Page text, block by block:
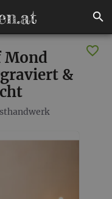
Mond
&